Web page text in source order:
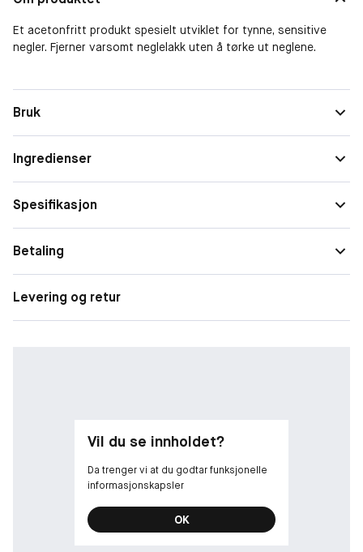
Et acetonfritt produkt spesielt utviklet for tynne, sensitive
negler. Fjerner varsomt neglelakk uten å tørke ut neglene.
Bruk
Ingredienser
Spesifikasjon
Betaling
Levering og retur
Vil du se innholdet?
Da trenger vi at du godtar funksjonelle
informasjonskapsler
OK